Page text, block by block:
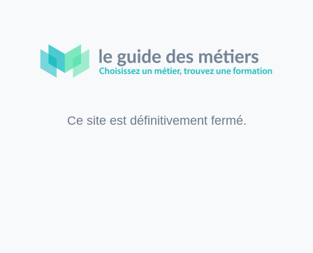
Ce site est définitivement fermé.